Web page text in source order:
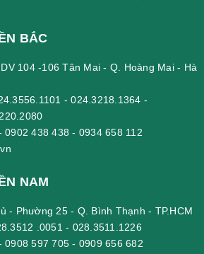
BẮC
104 -106 Tân Mai - Q. Hoàng Mai - Hà
-024.3218.1364 -
0902 438 438 - 0934 658 112
NAM
- Phường 25 - Q. Bình Thạnh - TP.HCM
.0051 - 028.3511.1226
0908 597 705 - 0909 656 682